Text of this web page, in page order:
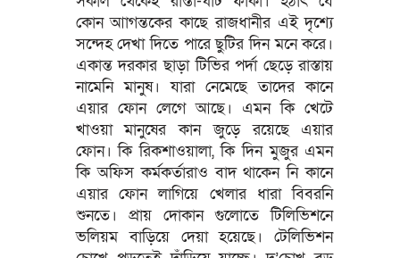
কোন আাগন্তকের কাছে রাজধানীর এই দৃশ্যে
সন্দেহ দেখা দিতে পারে ছুটির দিন মনে করে।
একান্ত দরকার ছাড়া টিভির পর্দা ছেড়ে রাস্তায়
নামেনি মানুষ। যারা নেমেছে তাদের কানে
এয়ার ফোন লেগে আছে। এমন কি খেটে
খাওয়া মানুষের কান জুড়ে রয়েছে এয়ার
ফোন। কি রিকশাওয়ালা, কি দিন মুজুর এমন
কি অফিস কর্মকর্তারাও বাদ থাকেন নি কানে
এয়ার ফোন লাগিয়ে খেলার ধারা বিবরনি
শুনতে। প্রায় দোকান গুলোতে টিলিভিশনে
ভলিয়ম বাড়িয়ে দেয়া হয়েছে। টেলিভিশন